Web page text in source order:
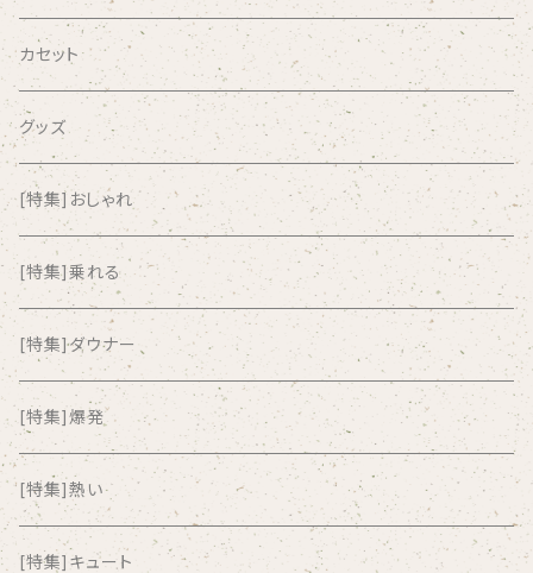
AIRCRAFT
airlie
AKUTAGAWA FANCLUB
ALKASILKA
all about paradise
ALL ITEM 10 TIMES
Amia Calva
Amsterdamned
カセット
グッズ
[特集]おしゃれ
[特集]乗れる
[特集]ダウナー
[特集]爆発
[特集]熱い
[特集]キュート